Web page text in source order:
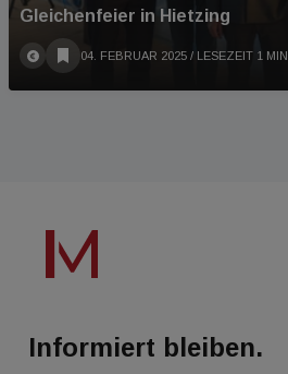
Gleichenfeier in Hietzing
04. FEBRUAR 2025 / LESEZEIT 1 MIN
Informiert bleiben.